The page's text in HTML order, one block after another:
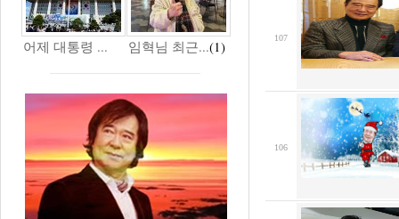
어제 대통령 ... 임혁님 최근...(1) 107
106